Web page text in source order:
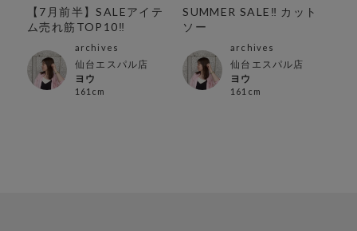
【7月前半】SALEアイテ
ム売れ筋TOP10‼︎
archives
仙台エスパル店
ヨウ
161cm
SUMMER SALE‼︎ カット
ソー
archives
仙台エスパル店
ヨウ
161cm